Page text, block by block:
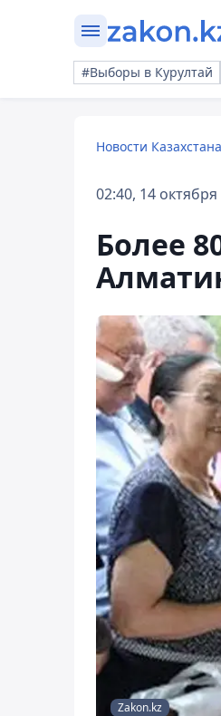
#Выборы в Курултай
Новости
02:40, 14
Более
Zakon.kz